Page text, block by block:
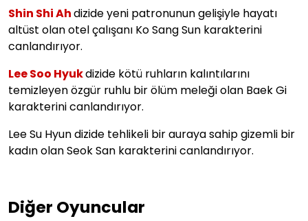
Shin Shi Ahdizide yeni patronunun gelişiyle hayatı
altüst olan otel çalışanı Ko Sang Sun karakterini
canlandırıyor.
Lee Soo Hyukdizide kötü ruhların kalıntılarını
temizleyen özgür ruhlu bir ölüm meleği olan Baek Gi
karakterini canlandırıyor.
Lee Su Hyun dizide tehlikeli bir auraya sahip gizemli bir
kadın olan Seok San karakterini canlandırıyor.
Diğer Oyuncular